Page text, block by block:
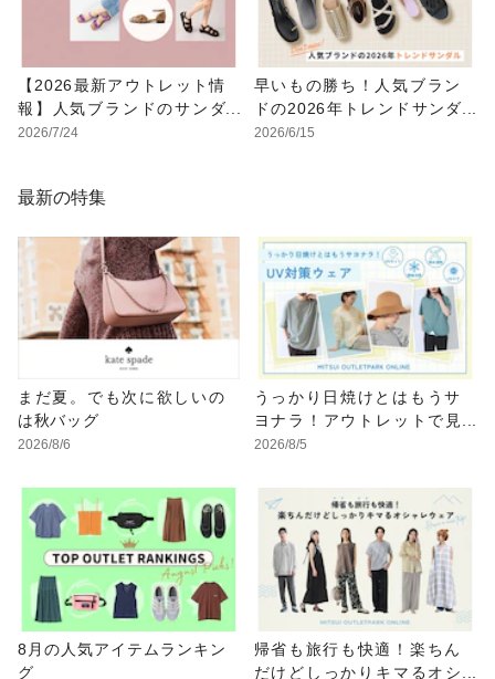
【2026最新アウトレット情
報】人気ブランドのサンダ
ルが最大70%OFF！おすす
2026/7/24
早いもの勝ち！人気ブラン
ドの2026年トレンドサンダ
ルをアウトレットで
2026/6/15
最新の特集
まだ夏。でも次に欲しいの
は秋バッグ
2026/8/6
うっかり日焼けとはもうサ
ヨナラ！アウトレットで見
つけるUV対策ウェア
2026/8/5
8月の人気アイテムランキン
グ
帰省も旅行も快適！楽ちん
だけどしっかりキマるオシ